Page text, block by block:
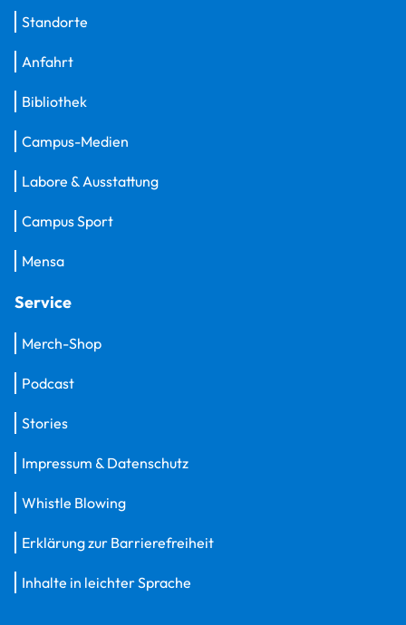
Standorte
Anfahrt
Bibliothek
Campus-Medien
Labore & Ausstattung
Campus Sport
Mensa
Service
Merch-Shop
Podcast
Stories
Impressum & Datenschutz
Whistle Blowing
Erklärung zur Barrierefreiheit
Inhalte in leichter Sprache